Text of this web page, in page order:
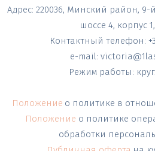
Адрес: 220036, Минский район, 9-
шоссе 4, корпус
Контактный телефон:
e-mail:
Режим работы:
Положение о политике в
Положение о политике
обработки